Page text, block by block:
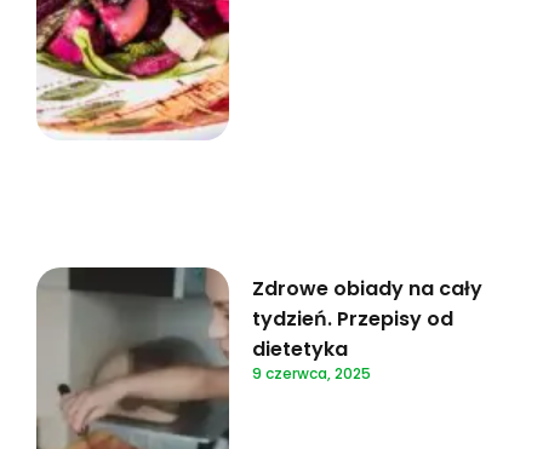
Zdrowe obiady na cały
tydzień. Przepisy od
dietetyka
9 czerwca, 2025